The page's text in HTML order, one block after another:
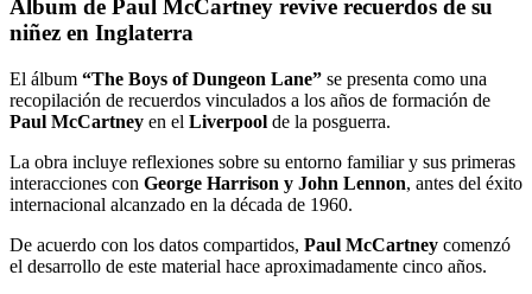
Álbum de Paul McCartney revive recuerdos de su
niñez en Inglaterra
El álbum “The Boys of Dungeon Lane” se presenta como una
recopilación de recuerdos vinculados a los años de formación de
Paul McCartney en el Liverpool de la posguerra.
La obra incluye reflexiones sobre su entorno familiar y sus primeras
interacciones con George Harrison y John Lennon, antes del éxito
internacional alcanzado en la década de 1960.
De acuerdo con los datos compartidos, Paul McCartney comenzó
el desarrollo de este material hace aproximadamente cinco años.